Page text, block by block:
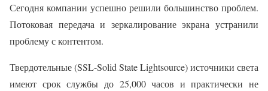
Сегодня компании успешно решили большинство проблем.
Потоковая передача и зеркалирование экрана устранили
проблему с контентом.
Твердотельные (SSL-Solid State Lightsource) источники света
имеют срок службы до 25,000 часов и практически не